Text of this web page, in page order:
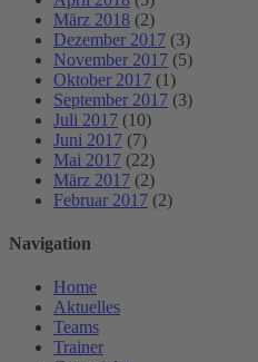
März 2018 (2)
Dezember 2017 (3)
November 2017 (5)
Oktober 2017 (1)
September 2017 (3)
Juli 2017 (10)
Juni 2017 (7)
Mai 2017 (22)
März 2017 (2)
Februar 2017 (2)
Navigation
Home
Aktuelles
Teams
Trainer